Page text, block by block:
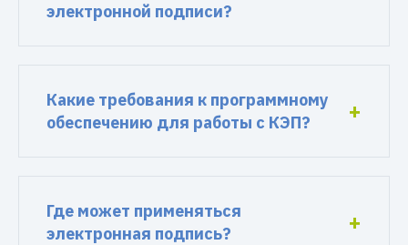
электронной подписи?
Какие требования к программному
обеспечению для работы с КЭП?
Где может применяться
электронная подпись?